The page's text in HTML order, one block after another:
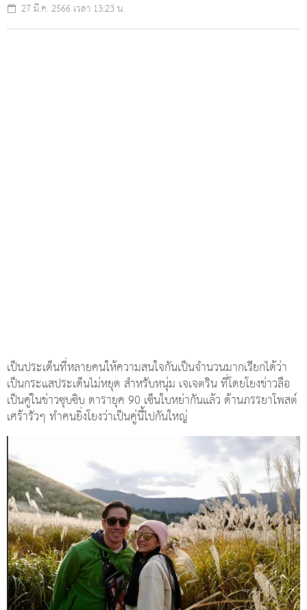
27 มี.ค. 2566 เวลา 13:23 น.
เป็นประเด็นที่หลายคนให้ความสนใจกันเป็นจำนวนมากเรียกได้ว่า
เป็นกระแสประเด็นไม่หยุด สำหรับหนุ่ม เจเจตริน ที่โดยโยงข่าวลือ
เป็นคู่ในข่าวซุบซิบ ดารายุค 90 เซ็นใบหย่ากันแล้ว ด้านภรรยาโพสต์
เศร้ารัวๆ ทำคนยิ่งโยงว่าเป็นคู่นี้ไปกันใหญ่